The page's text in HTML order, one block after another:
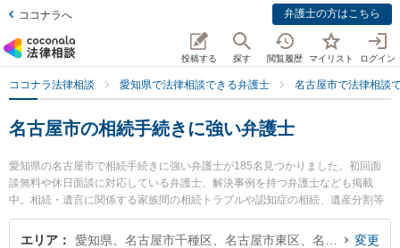
ココナラへ 弁護士の方はこちら
投稿する 探す 閲覧履歴 マイリスト ログイン
ココナラ法律相談 愛知県で法律相談できる弁護士 名古屋市で法律相談
名古屋市の相続手続きに強い弁護士
愛知県の名古屋市で相続手続きに強い弁護士が185名見つかりました。初回面
談無料や休日面談に対応している弁護士、解決事例を持つ弁護士なども掲載
中。相続・遺言に関係する家族間の相続トラブルや認知症の相続、遺産分割等
の細かな分野での絞り込み検索もでき便利です。特にTK法律事務所の立川 諒輔
弁護士や旭合同法律事務所 名古屋事務所の木下 敏秀弁護士、旭合同法律事務所
エリア 変更